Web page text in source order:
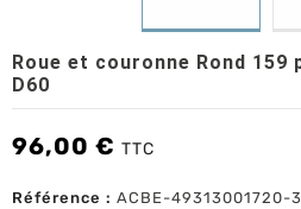
Roue et couronne Rond
D60
96,00 € TTC
Référence : ACBE-49313001720-